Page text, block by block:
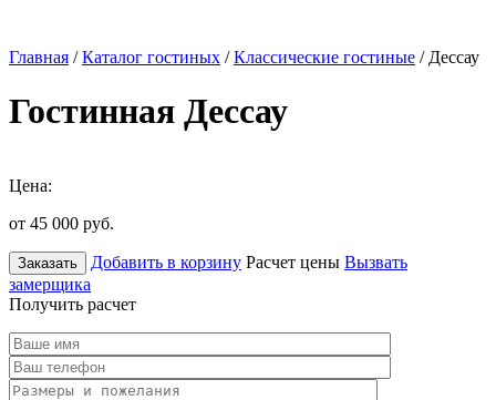
Главная /Каталог гостиных /Классические гостиные / Дессау
Гостинная Дессау
Цена:
от 45 000 руб.
Заказать Добавить в корзину Расчет цены Вызвать
замерщика
Получить расчет